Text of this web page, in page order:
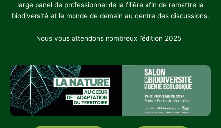
large panel de professionnel de la filière afin de remettre la
biodiversité et le monde de demain au centre des discussions.
Nous vous attendons nombreux l’édition 2025 !